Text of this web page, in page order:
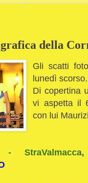
della
Gli scatti
lunedì scorso.
Di copertina
vi aspetta il
con lui
-